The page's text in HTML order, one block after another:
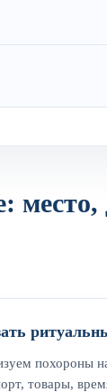
похороны
товары,